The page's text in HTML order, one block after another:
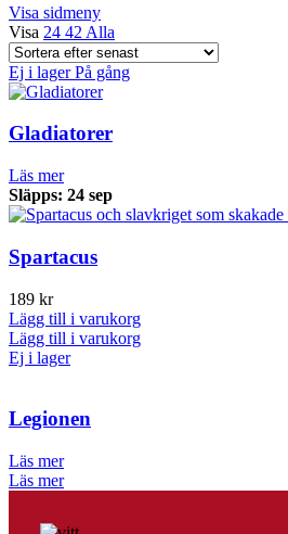
Visa sidmeny
Visa 24 42 Alla
Ej i lager På gång
Gladiatorer
Läs mer
Släpps: 24 sep
Spartacus
189 kr
Lägg till i varukorg
Lägg till i varukorg
Ej i lager
Legionen
Läs mer
Läs mer